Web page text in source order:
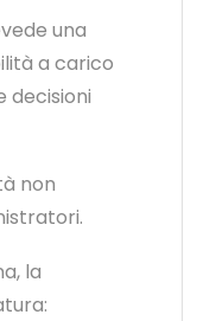
una
a carico
decisioni
non
la